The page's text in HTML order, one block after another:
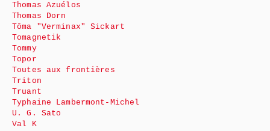
Thomas Azuélos
Thomas Dorn
Tôma "Verminax" Sickart
Tomagnetik
Tommy
Topor
Toutes aux frontières
Triton
Truant
Typhaine Lambermont-Michel
U. G. Sato
Val K